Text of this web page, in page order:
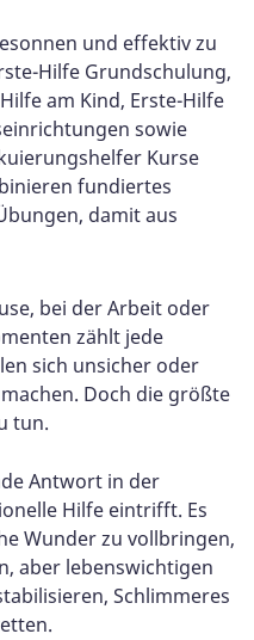
und effektiv zu
Hilfe Grundschulung,
am Kind, Erste-Hilfe
sowie
Kurse
fundiertes
damit aus
bei der Arbeit oder
zählt jede
sich unsicher oder
Doch die größte
tun.
Antwort in der
Hilfe eintrifft. Es
Wunder zu vollbringen,
aber lebenswichtigen
Schlimmeres